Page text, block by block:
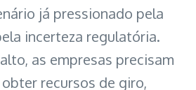
já pressionado pela
incerteza regulatória.
as empresas precisam
recursos de giro,